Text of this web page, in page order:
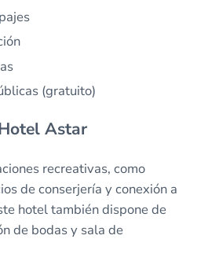
(gratuito)
Astar
recreativas, como
de conserjería y conexión a
hotel también dispone de
de bodas y sala de